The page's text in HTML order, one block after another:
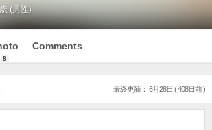
(男性)
8
Comments
最終更新： 6月28日 ( 408日前 )